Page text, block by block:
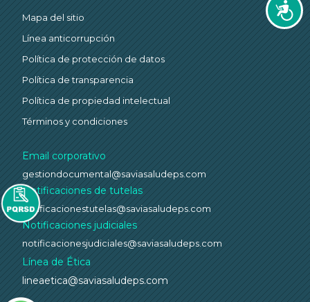
Mapa del sitio
Línea anticorrupción
Política de protección de datos
Política de transparencia
Política de propiedad intelectual
Términos y condiciones
Email corporativo
gestiondocumental@saviasaludeps.com
Notificaciones de tutelas
notificacionestutelas@saviasaludeps.com
Notificaciones judiciales
notificacionesjudiciales@saviasaludeps.com
Línea de Ética
lineaetica@saviasaludeps.com